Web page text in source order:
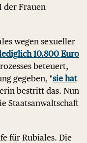
der Frauen
wegen sexueller
10.800 Euro
beteuert,
gegeben, "sie hat
bestritt das. Nun
Staatsanwaltschaft
für Rubiales. Die